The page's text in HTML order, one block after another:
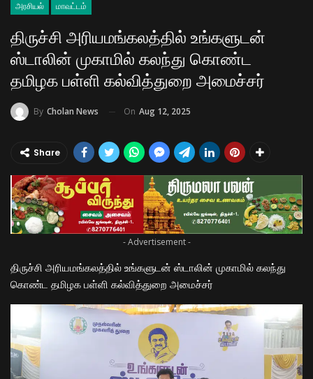
அரசியல் மாவட்டம்
திருச்சி அரியமங்கலத்தில் உங்களுடன்
ஸ்டாலின் முகாமில் கலந்து கொண்ட
தமிழக பள்ளி கல்வித்துறை அமைச்சர்
By Cholan News On Aug 12, 2025
Share
- Advertisement -
திருச்சி அரியமங்கலத்தில் உங்களுடன் ஸ்டாலின் முகாமில் கலந்து
கொண்ட தமிழக பள்ளி கல்வித்துறை அமைச்சர்